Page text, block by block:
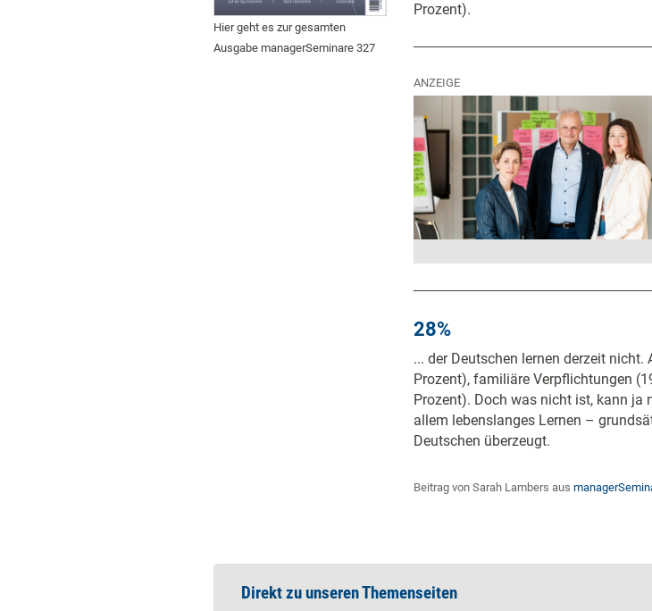
Hier geht es zur gesamten
Ausgabe managerSeminare 327
Prozent).
ANZEIGE
28%
... der Deutschen lernen derzeit
Prozent), familiäre Verpflichtungen
Prozent). Doch was nicht ist, kann ja
allem lebenslanges Lernen –
Deutschen überzeugt.
Beitrag von Sarah Lambers aus
Direkt zu unseren Themenseiten